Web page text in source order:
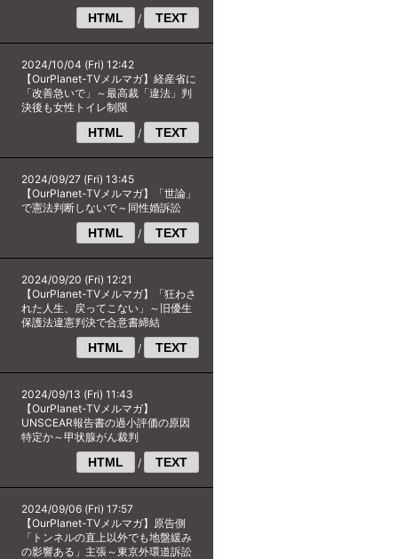
HTML / TEXT
2024/10/04 (Fri) 12:42
【OurPlanet-TVメルマガ】経産省に
「改善急いで」～最高裁「違法」判
決後も女性トイレ制限
HTML / TEXT
2024/09/27 (Fri) 13:45
【OurPlanet-TVメルマガ】「世論」
で憲法判断しないで～同性婚訴訟
HTML / TEXT
2024/09/20 (Fri) 12:21
【OurPlanet-TVメルマガ】「狂わさ
れた人生、戻ってこない」～旧優生
保護法違憲判決で合意書締結
HTML / TEXT
2024/09/13 (Fri) 11:43
【OurPlanet-TVメルマガ】
UNSCEAR報告書の過小評価の原因
特定か～甲状腺がん裁判
HTML / TEXT
2024/09/06 (Fri) 17:57
【OurPlanet-TVメルマガ】原告側
「トンネルの直上以外でも地盤緩み
の影響ある」主張～東京外環道訴訟